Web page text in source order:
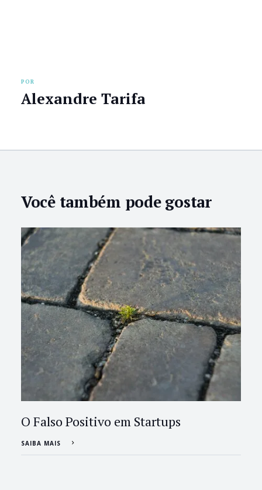
POR
Alexandre Tarifa
Você também pode gostar
O Falso Positivo em Startups
SAIBA MAIS